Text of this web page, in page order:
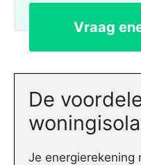
Vraag
De
Je energierekening